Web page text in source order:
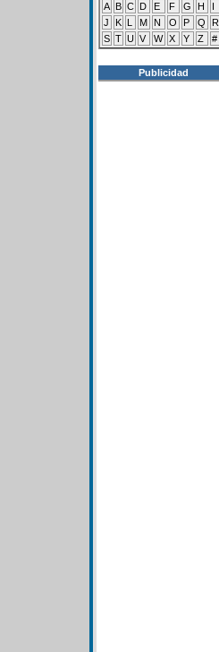
A B C D E F G H
I
J
K L M N O P Q
R
S T U V W X Y Z #
Publicidad